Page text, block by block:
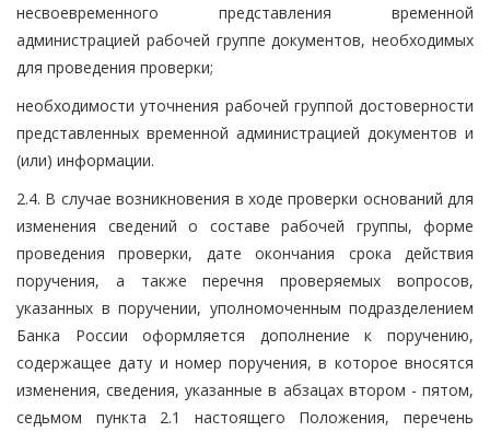
несвоевременного представления временной
администрацией рабочей группе документов, необходимых
для проведения проверки;
необходимости уточнения рабочей группой достоверности
представленных временной администрацией документов и
(или) информации.
2.4. В случае возникновения в ходе проверки оснований для
изменения сведений о составе рабочей группы, форме
проведения проверки, дате окончания срока действия
поручения, а также перечня проверяемых вопросов,
указанных в поручении, уполномоченным подразделением
Банка России оформляется дополнение к поручению,
содержащее дату и номер поручения, в которое вносятся
изменения, сведения, указанные в абзацах втором - пятом,
седьмом пункта 2.1 настоящего Положения, перечень